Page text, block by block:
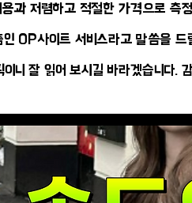
과 저렴하고 적절한 가격으로 측
OP사이트 서비스라고 말씀을 드
니 잘 읽어 보시길 바라겠습니다.